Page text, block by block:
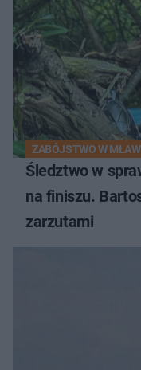
ZABÓJSTWO W
Śledztwo w
na finiszu.
zarzutami